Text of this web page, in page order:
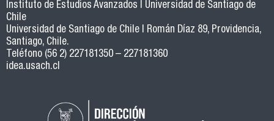
Instituto de Estudios Avanzados | Universidad de Santiago de
Chile
Universidad de Santiago de Chile | Román Díaz 89, Providencia,
Santiago, Chile.
Teléfono (56 2) 227181350 – 227181360
idea.usach.cl